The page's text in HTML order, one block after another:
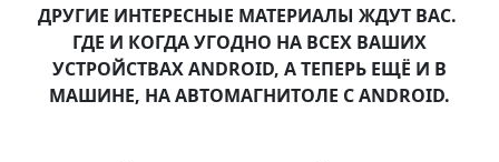
ДРУГИЕ ИНТЕРЕСНЫЕ МАТЕРИАЛЫ ЖДУТ ВАС.
ГДЕ И КОГДА УГОДНО НА ВСЕХ ВАШИХ
УСТРОЙСТВАХ ANDROID, А ТЕПЕРЬ ЕЩЁ И В
МАШИНЕ, НА АВТОМАГНИТОЛЕ С ANDROID.